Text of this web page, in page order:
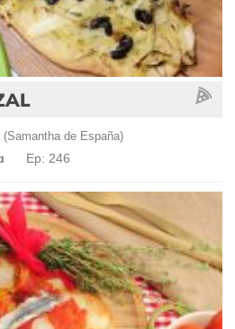
de España)
Ep: 246